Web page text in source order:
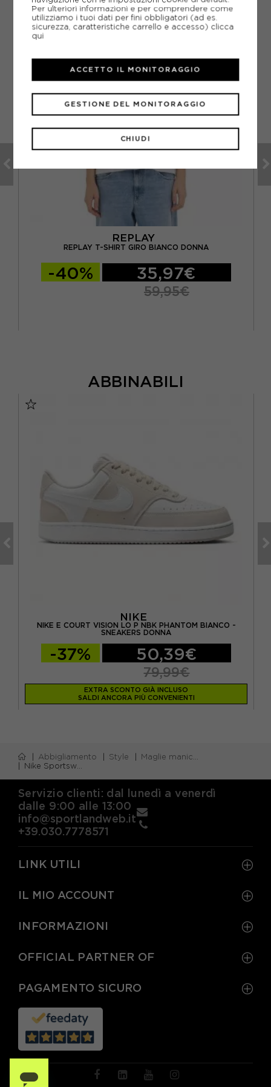
REPLAY
REPLAY T-SHIRT GIRO BIANCO DONNA
-40% 35,97€
59,95€
ABBINABILI
NIKE
NIKE E COURT VISION LO P NBK PHANTOM BIANCO -
SNEAKERS DONNA
-37% 50,39€
79,99€
EXTRA SCONTO GIÀ INCLUSO
SALDI ANCORA PIÙ CONVENIENTI
Abbigliamento Style
Maglie manica corta
Nike Sportswear Chill Knit Maglia Maniche Lunghe Dolcevita Bianco Donna
Servizio clienti: dal lunedì a venerdì
dalle 9:00 alle 13:00
info@sportlandweb.it
+39.030.7778571
LINK UTILI
IL MIO ACCOUNT
INFORMAZIONI
OFFICIAL PARTNER OF
PAGAMENTO SICURO
Per ulteriori informazioni e per comprendere come
utilizziamo i tuoi dati per fini obbligatori (ad es.
sicurezza, caratteristiche carrello e accesso) clicca
qui
CHIUDI
GESTIONE DEL MONITORAGGIO
ACCETTO IL MONITORAGGIO